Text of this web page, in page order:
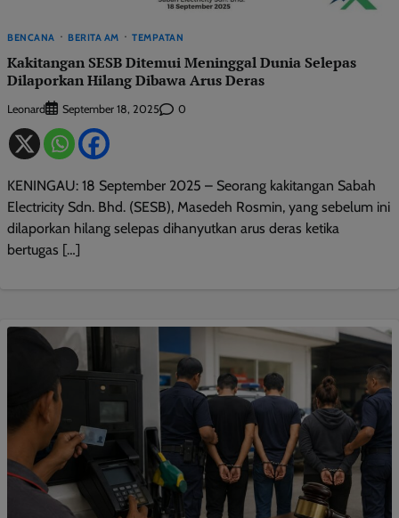
BENCANA BERITA AM TEMPATAN
Kakitangan SESB Ditemui Meninggal Dunia Selepas
Dilaporkan Hilang Dibawa Arus Deras
Leonard September 18, 2025 0
KENINGAU: 18 September 2025 – Seorang kakitangan Sabah
Electricity Sdn. Bhd. (SESB), Masedeh Rosmin, yang sebelum ini
dilaporkan hilang selepas dihanyutkan arus deras ketika
bertugas […]